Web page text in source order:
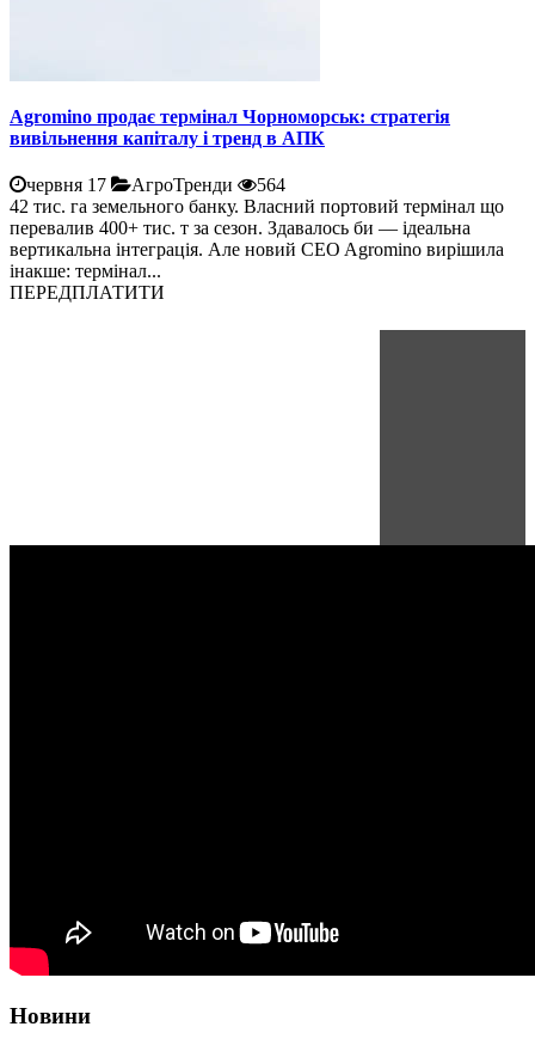
Agromino продає термінал Чорноморськ: стратегія
вивільнення капіталу і тренд в АПК
червня 17 АгроТренди
564
42 тис. га земельного банку. Власний портовий термінал що
перевалив 400+ тис. т за сезон. Здавалось би — ідеальна
вертикальна інтеграція. Але новий CEO Agromino вирішила
інакше: термінал...
ПЕРЕДПЛАТИТИ
Новини